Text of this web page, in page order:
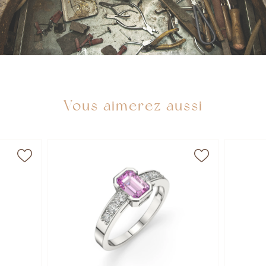
Vous aimerez aussi